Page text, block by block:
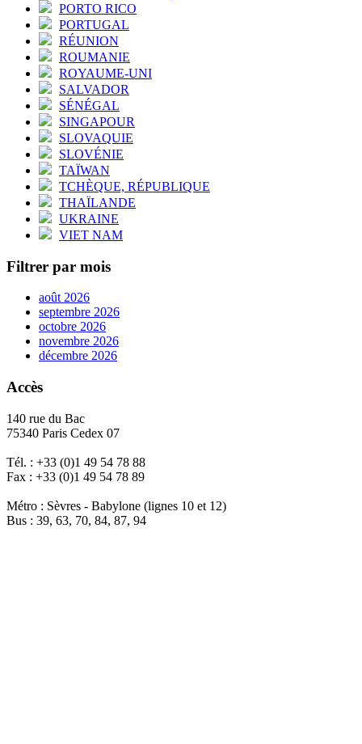
PORTO RICO
PORTUGAL
RÉUNION
ROUMANIE
ROYAUME-UNI
SALVADOR
SÉNÉGAL
SINGAPOUR
SLOVAQUIE
SLOVÉNIE
TAÏWAN
TCHÈQUE, RÉPUBLIQUE
THAÏLANDE
UKRAINE
VIET NAM
Filtrer par mois
août 2026
septembre 2026
octobre 2026
novembre 2026
décembre 2026
Accès
140 rue du Bac
75340 Paris Cedex 07
Tél. : +33 (0)1 49 54 78 88
Fax : +33 (0)1 49 54 78 89
Métro : Sèvres - Babylone (lignes 10 et 12)
Bus : 39, 63, 70, 84, 87, 94